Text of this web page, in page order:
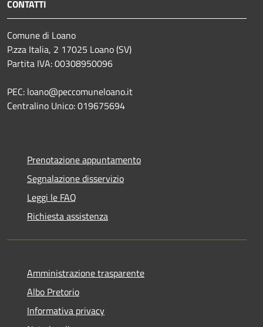
CONTATTI
Comune di Loano
P.zza Italia, 2 17025 Loano (SV)
Partita IVA: 00308950096
PEC: loano@peccomuneloano.it
Centralino Unico: 019675694
Prenotazione appuntamento
Segnalazione disservizio
Leggi le FAQ
Richiesta assistenza
Amministrazione trasparente
Albo Pretorio
Informativa privacy